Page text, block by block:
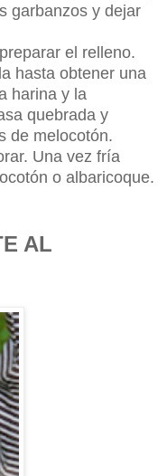
garbanzos y dejar
el relleno.
hasta obtener una
harina y la
quebrada y
de melocotón.
Una vez fría
o albaricoque.
AL